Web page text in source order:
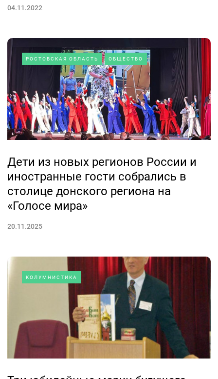
04.11.2022
РОСТОВСКАЯ ОБЛАСТЬ ОБЩЕСТВО
Дети из новых регионов России и
иностранные гости собрались в
столице донского региона на
«Голосе мира»
20.11.2025
КОЛУМНИСТИКА